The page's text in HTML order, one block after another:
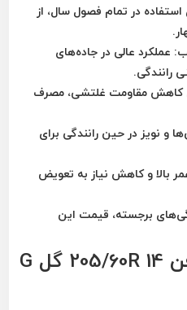
در تمام فصول سال، از
: عملکرد عالی در جاده‌های
رانندگی.
کاهش مقاومت غلتشی، مصرف
و نویز در حین رانندگی برای
بالا و کاهش نیاز به تعویض
برجسته، قیمت این
معایب لاستیک لوفن 205/60R 14 گل G